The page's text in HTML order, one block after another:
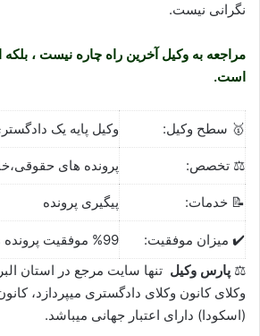
نگرانی نیست.
مراجعه به وکیل آخرین راه چاره نیست ، بلکه
است.
🥇 سطح وکیل: وکیل پایه یک
⚖️ تخصص: پرونده های
📝 خدمات: پیگیری پرونده
✔️ میزان موفقیت:
%99 موفقیت پرونده ها
⚖ پارس وکیل تنها سایت مرجع در استان
وکلای کانون وکلای دادگستری میپردازد،
(اسکودا) دارای اعتبار جهانی میباشد.